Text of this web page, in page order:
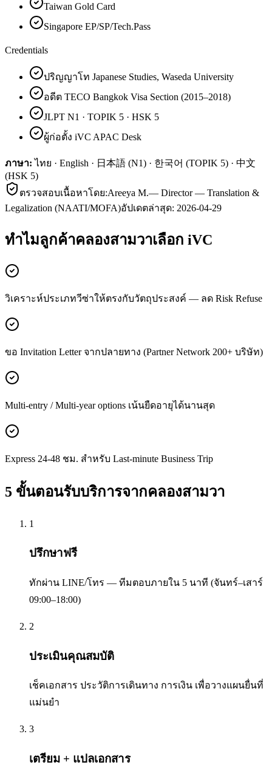
Taiwan Gold Card
Singapore EP/SP/Tech.Pass
Credentials
ปริญญาโท Japanese Studies, Waseda University
อดีต TECO Bangkok Visa Section (2015–2018)
JLPT N1 · TOPIK 5 · HSK 5
ผู้ก่อตั้ง iVC APAC Desk
ภาษา: ไทย · English · 日本語 (N1) · 한국어 (TOPIK 5) · 中文
(HSK 5)
ตรวจสอบเนื้อหาโดย:Areeya M.— Director — Translation &
Legalization (NAATI/MOFA)อัปเดตล่าสุด: 2026-04-29
ทำไมลูกค้าคลองสามวาเลือก iVC
วิเคราะห์ประเภทวีซ่าให้ตรงกับวัตถุประสงค์ — ลด Risk Refuse
ขอ Invitation Letter จากปลายทาง (Partner Network 200+ บริษัท)
Multi-entry / Multi-year options เน้นยืดอายุได้นานสุด
Express 24-48 ชม. สำหรับ Last-minute Business Trip
5 ขั้นตอนรับบริการจากคลองสามวา
1
ปรึกษาฟรี
ทักผ่าน LINE/โทร — ทีมตอบภายใน 5 นาที (จันทร์–เสาร์
09:00–18:00)
2
ประเมินคุณสมบัติ
เช็คเอกสาร ประวัติการเดินทาง การเงิน เพื่อวางแผนยื่นที่
แม่นยำ
3
เตรียม + แปลเอกสาร